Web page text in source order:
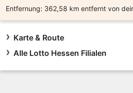
Entfernung: 362,58 km entfernt von
Karte & Route
Alle Lotto Hessen Filialen